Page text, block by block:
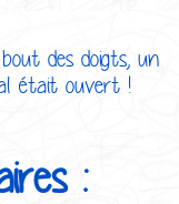
des doigts, un
était ouvert !
: